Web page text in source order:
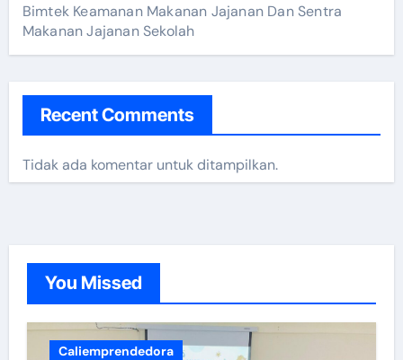
Bimtek Keamanan Makanan Jajanan Dan Sentra
Makanan Jajanan Sekolah
Recent Comments
Tidak ada komentar untuk ditampilkan.
You Missed
Caliemprendedora